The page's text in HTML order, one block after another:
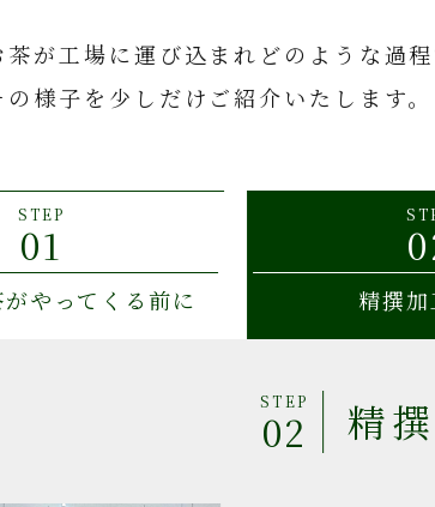
が工場に運び込まれどのような過
様子を少しだけご紹介いたします。
STEP
01
やってくる前に 精撰
STEP
02 精